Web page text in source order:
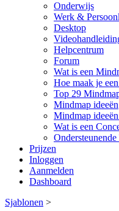
Onderwijs
Werk &
Desktop
Helpcentrum
Forum
Wat is een
Hoe maak je
Top 29
Mindmap ideeën
Mindmap
Wat is een
Prijzen
Inloggen
Aanmelden
Dashboard
Sjablonen >